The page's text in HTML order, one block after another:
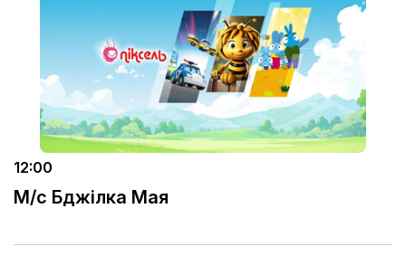
12:00
М/с Бджілка Мая